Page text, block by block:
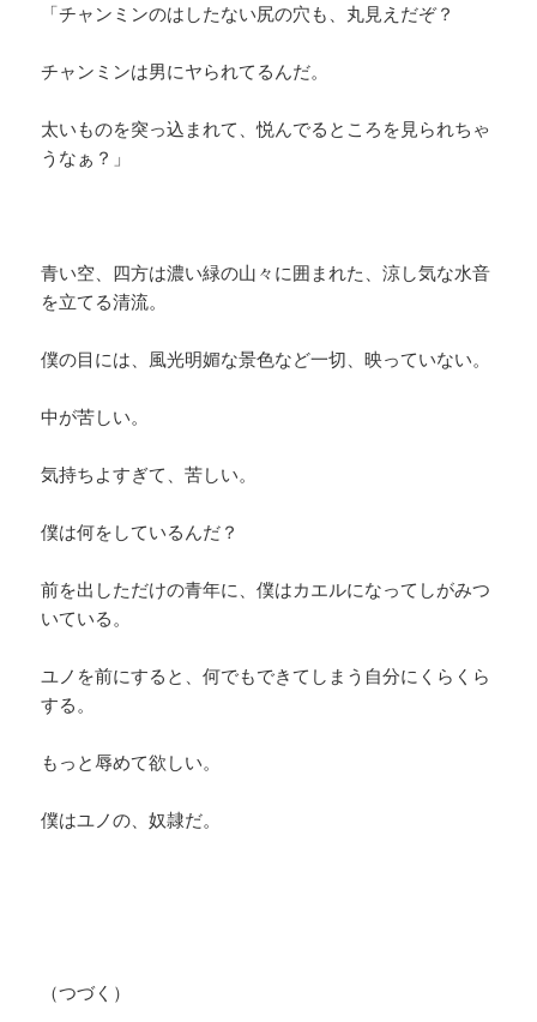
「チャンミンのはしたない尻の穴も、丸見えだぞ？
チャンミンは男にヤられてるんだ。
太いものを突っ込まれて、悦んでるところを見られちゃ
うなぁ？」
青い空、四方は濃い緑の山々に囲まれた、涼し気な水音
を立てる清流。
僕の目には、風光明媚な景色など一切、映っていない。
中が苦しい。
気持ちよすぎて、苦しい。
僕は何をしているんだ？
前を出しただけの青年に、僕はカエルになってしがみつ
いている。
ユノを前にすると、何でもできてしまう自分にくらくら
する。
もっと辱めて欲しい。
僕はユノの、奴隷だ。
（つづく）